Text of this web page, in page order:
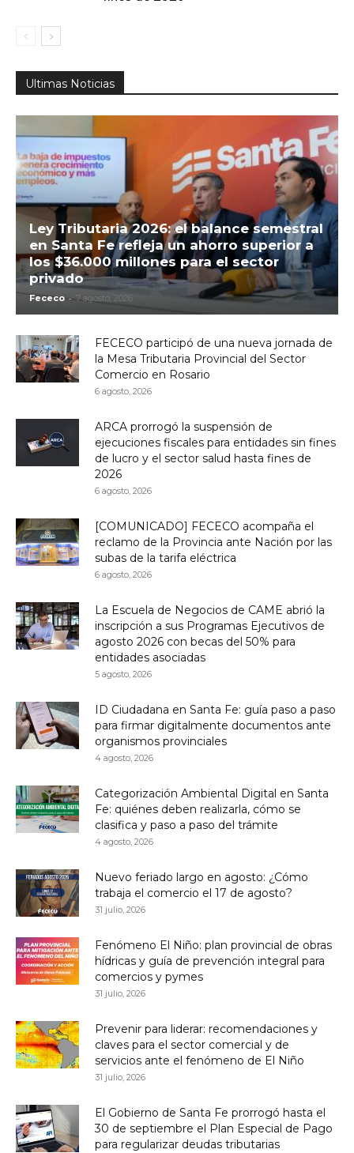
Ultimas Noticias
Ley Tributaria 2026: el balance semestral
en Santa Fe refleja un ahorro superior a
los $36.000 millones para el sector
privado
Fececo - 7 agosto, 2026
FECECO participó de una nueva jornada de
la Mesa Tributaria Provincial del Sector
Comercio en Rosario
6 agosto, 2026
ARCA prorrogó la suspensión de
ejecuciones fiscales para entidades sin fines
de lucro y el sector salud hasta fines de
2026
6 agosto, 2026
[COMUNICADO] FECECO acompaña el
reclamo de la Provincia ante Nación por las
subas de la tarifa eléctrica
6 agosto, 2026
La Escuela de Negocios de CAME abrió la
inscripción a sus Programas Ejecutivos de
agosto 2026 con becas del 50% para
entidades asociadas
5 agosto, 2026
ID Ciudadana en Santa Fe: guía paso a paso
para firmar digitalmente documentos ante
organismos provinciales
4 agosto, 2026
Categorización Ambiental Digital en Santa
Fe: quiénes deben realizarla, cómo se
clasifica y paso a paso del trámite
4 agosto, 2026
Nuevo feriado largo en agosto: ¿Cómo
trabaja el comercio el 17 de agosto?
31 julio, 2026
Fenómeno El Niño: plan provincial de obras
hídricas y guía de prevención integral para
comercios y pymes
31 julio, 2026
Prevenir para liderar: recomendaciones y
claves para el sector comercial y de
servicios ante el fenómeno de El Niño
31 julio, 2026
El Gobierno de Santa Fe prorrogó hasta el
30 de septiembre el Plan Especial de Pago
para regularizar deudas tributarias